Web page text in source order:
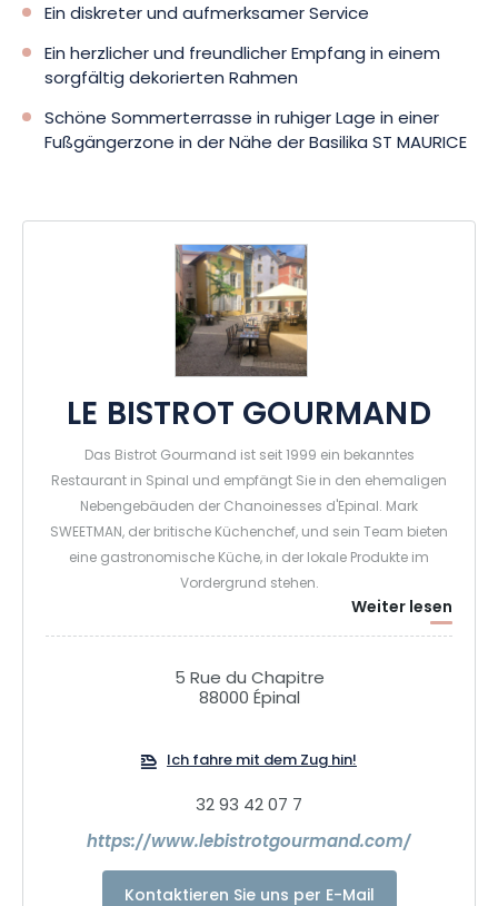
Ein diskreter und aufmerksamer Service
Ein herzlicher und freundlicher Empfang in einem
sorgfältig dekorierten Rahmen
Schöne Sommerterrasse in ruhiger Lage in einer
Fußgängerzone in der Nähe der Basilika ST MAURICE
LE BISTROT GOURMAND
Das Bistrot Gourmand ist seit 1999 ein bekanntes
Restaurant in Spinal und empfängt Sie in den ehemaligen
Nebengebäuden der Chanoinesses d'Epinal. Mark
SWEETMAN, der britische Küchenchef, und sein Team bieten
eine gastronomische Küche, in der lokale Produkte im
Vordergrund stehen.
Die Küche wird in einem freundlichen Rahmen serviert, mit
einem Saal im Erdgeschoss, einem Saal im ersten Stock
Fußgängerzone im historischen Zentrum, nur wenige
Schritte von der Basilika entfernt.
Weiter lesen
5 Rue du Chapitre
88000 Épinal
Ich fahre mit dem Zug hin!
32 93 42 07 7
https://www.lebistrotgourmand.com/
Kontaktieren Sie uns per E-Mail